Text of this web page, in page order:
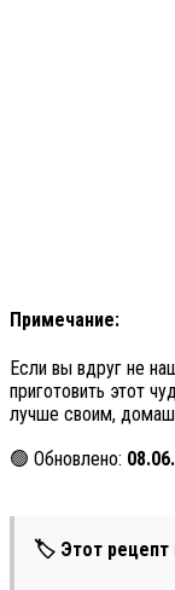
Примечание:
Если вы вдруг не
приготовить этот
лучше своим,
🟢 Обновлено:
🏷 Этот рецепт